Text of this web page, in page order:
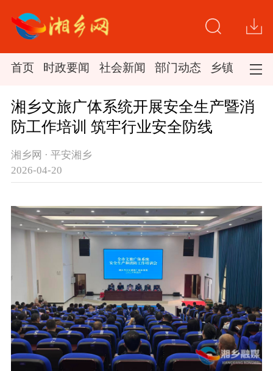
首页 时政要闻 社会新闻 部门动态 乡镇新闻
湘乡文旅广体系统开展安全生产暨消
防工作培训 筑牢行业安全防线
湘乡网 · 平安湘乡
2026-04-20